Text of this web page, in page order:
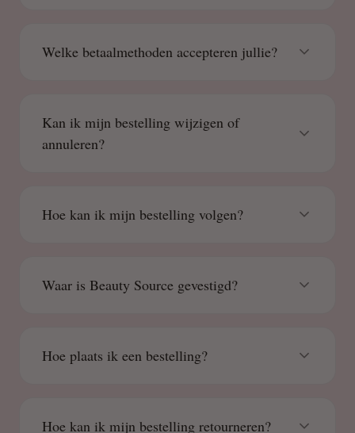
Welke betaalmethoden accepteren jullie?
Kan ik mijn bestelling wijzigen of
annuleren?
Hoe kan ik mijn bestelling volgen?
Waar is Beauty Source gevestigd?
Hoe plaats ik een bestelling?
Hoe kan ik mijn bestelling retourneren?